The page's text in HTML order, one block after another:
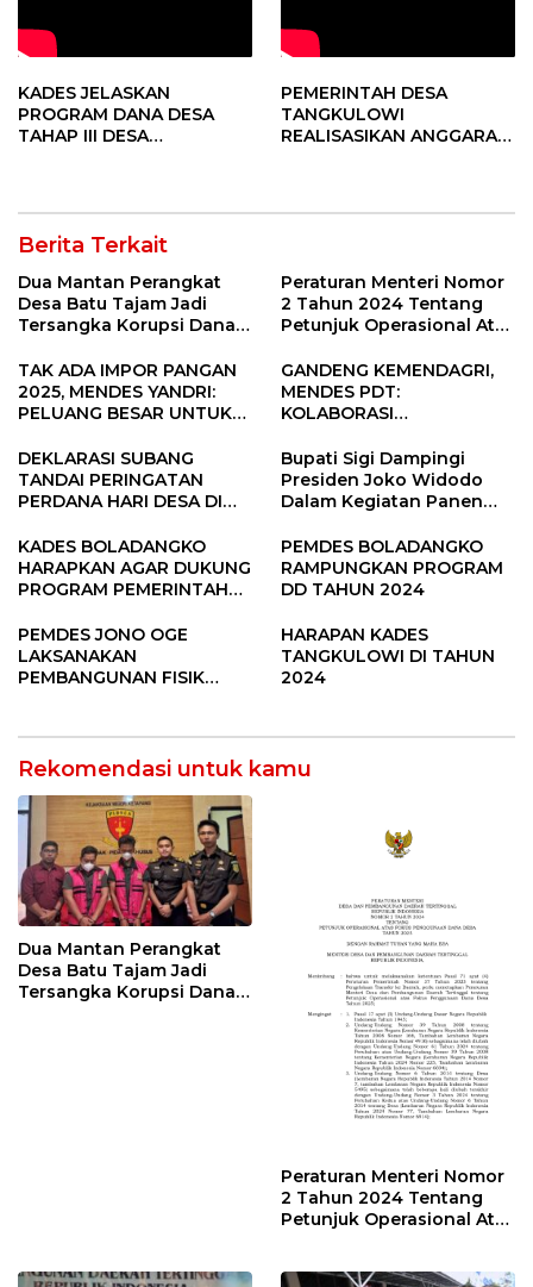
KADES JELASKAN
PROGRAM DANA DESA
TAHAP III DESA
PEMERINTAH DESA
TANGKULOWI
REALISASIKAN ANGGARAN
Berita Terkait
Dua Mantan Perangkat
Desa Batu Tajam Jadi
Tersangka Korupsi Dana
Peraturan Menteri Nomor
2 Tahun 2024 Tentang
Petunjuk Operasional Atas
Desa Tahun 2025
TAK ADA IMPOR PANGAN
2025, MENDES YANDRI:
PELUANG BESAR UNTUK
GANDENG KEMENDAGRI,
MENDES PDT:
KOLABORASI
PEMBANGUNAN DESA
DEKLARASI SUBANG
TANDAI PERINGATAN
PERDANA HARI DESA DI
Bupati Sigi Dampingi
Presiden Joko Widodo
Dalam Kegiatan Panen
Pandere
KADES BOLADANGKO
HARAPKAN AGAR DUKUNG
PROGRAM PEMERINTAH
PEMDES BOLADANGKO
RAMPUNGKAN PROGRAM
DD TAHUN 2024
PEMDES JONO OGE
LAKSANAKAN
PEMBANGUNAN FISIK
HARAPAN KADES
TANGKULOWI DI TAHUN
2024
Rekomendasi untuk kamu
Dua Mantan Perangkat
Desa Batu Tajam Jadi
Tersangka Korupsi Dana
Peraturan Menteri Nomor
2 Tahun 2024 Tentang
Petunjuk Operasional Atas